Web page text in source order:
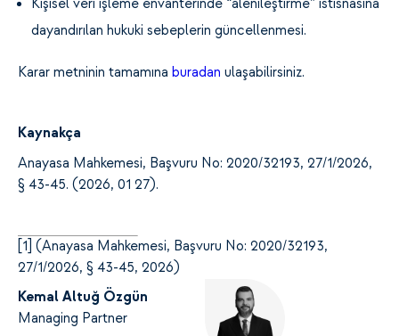
Kişisel veri işleme envanterinde “alenileştirme” istisnasına
dayandırılan hukuki sebeplerin güncellenmesi.
Karar metninin tamamına buradan ulaşabilirsiniz.
Kaynakça
Anayasa Mahkemesi, Başvuru No: 2020/32193, 27/1/2026,
§ 43-45. (2026, 01 27).
1] (Anayasa Mahkemesi, Başvuru No: 2020/32193,
27/1/2026, § 43-45, 2026)
Kemal Altuğ Özgün
Managing Partner